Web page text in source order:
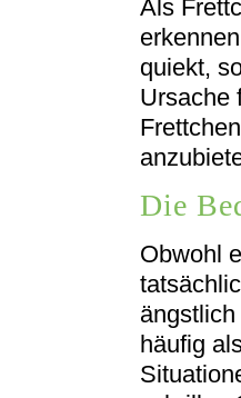
Als
quiekt,
Ursache
Die
Obwohl
häufig